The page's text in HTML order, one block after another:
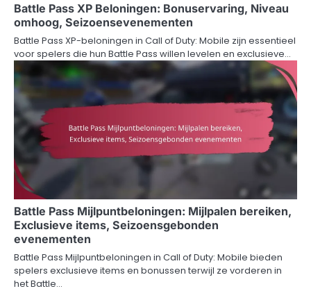
Battle Pass XP Beloningen: Bonuservaring, Niveau
omhoog, Seizoensevenementen
Battle Pass XP-beloningen in Call of Duty: Mobile zijn essentieel
voor spelers die hun Battle Pass willen levelen en exclusieve…
Battle Pass Mijlpuntbeloningen: Mijlpalen bereiken,
Exclusieve items, Seizoensgebonden
evenementen
Battle Pass Mijlpuntbeloningen in Call of Duty: Mobile bieden
spelers exclusieve items en bonussen terwijl ze vorderen in
het Battle…